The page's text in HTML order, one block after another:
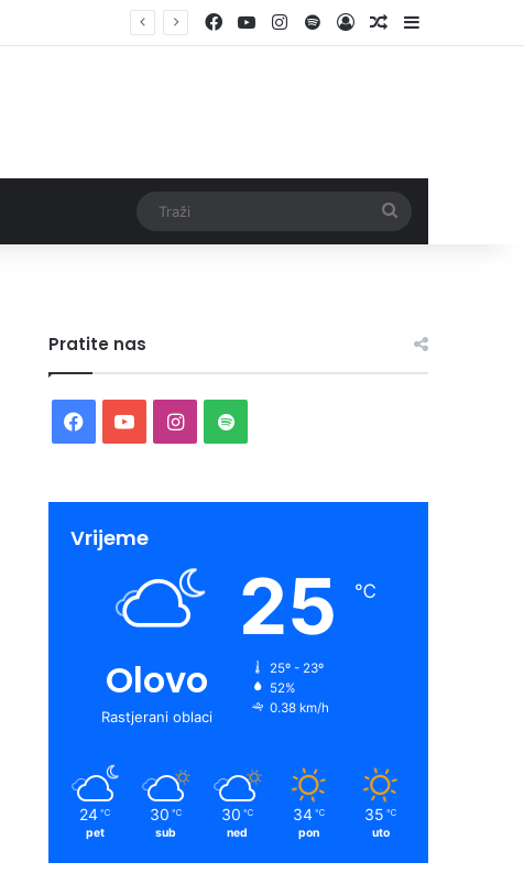
Facebook
YouTubeInstagram
SpotifyLog InRandom Article
Sidebar
Pratite nas
Facebook
YouTubeInstagram
Spotify
Vrijeme
Olovo
Rastjerani oblaci
25 ℃
25º - 23º
52%
0.38 km/h
24 ℃
pet
30 ℃
sub
30 ℃
ned
34 ℃
pon
35 ℃
uto